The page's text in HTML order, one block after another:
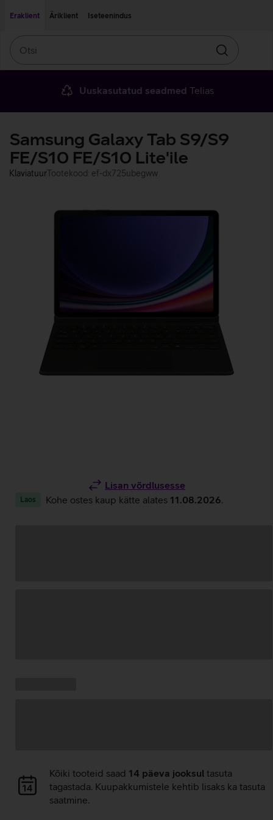
Eraklient
Äriklient Iseteenindus
Otsin
Uuskasutatud seadmed Telias
Samsung Galaxy Tab S9/S9
FE/S10 FE/S10 Lite'ile
KlaviatuurTootekood: ef-dx725ubegww
Lisan võrdlusesse
Laos Kohe ostes kaup kätte alates 11.08.2026
Andmete
laadimine
Kõiki tooteid saad 14 päeva jooksul tasuta
tagastada. Kuupakkumistele kehtib lisaks ka tasuta
saatmine.